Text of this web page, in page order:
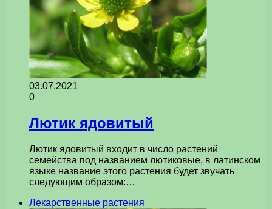
03.07.2021
0
Лютик ядовитый
Лютик ядовитый входит в число растений
семейства под названием лютиковые, в латинском
языке название этого растения будет звучать
следующим образом:…
Лекарственные растения